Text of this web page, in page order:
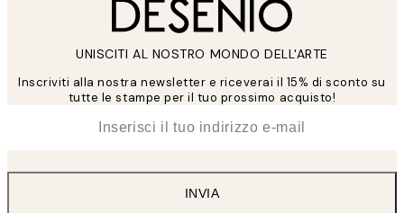
UNISCITI AL NOSTRO MONDO DELL'ARTE
Inscriviti alla nostra newsletter e riceverai il 15% di sconto su
tutte le stampe per il tuo prossimo acquisto!
INVIA